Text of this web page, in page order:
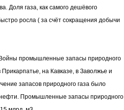
Доля газа, как самого дешёвого
росла ( за счёт сокращения добычи
промышленные запасы природного
на Кавказе, в Заволжье и
запасов природного газа было
нефти. Промышленные запасы природного